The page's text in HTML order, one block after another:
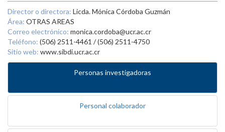
Director o directora: Licda. Mónica Córdoba Guzmán
Área: OTRAS AREAS
Correo electrónico: monica.cordoba@ucr.ac.cr
Teléfono: (506) 2511-4461 / (506) 2511-4750
Sitio web: www.sibdi.ucr.ac.cr
Personas investigadoras
Personal colaborador